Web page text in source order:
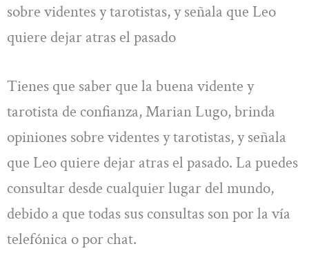
sobre videntes y tarotistas, y señala que Leo
quiere dejar atras el pasado
Tienes que saber que la buena vidente y
tarotista de confianza, Marian Lugo, brinda
opiniones sobre videntes y tarotistas, y señala
que Leo quiere dejar atras el pasado. La puedes
consultar desde cualquier lugar del mundo,
debido a que todas sus consultas son por la vía
telefónica o por chat.